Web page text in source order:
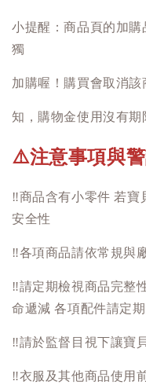
小提醒：商品頁的加
獨
加購喔！購買會取消
知，購物金使用沒有期
⚠️注意事項與
‼️商品含有小零件 若寶
安全性
‼️各項商品請依常規與
‼️請定期檢視商品完整
命遞減 各項配件請定
‼️請於監督目視下讓寶
‼️衣服及其他商品使用